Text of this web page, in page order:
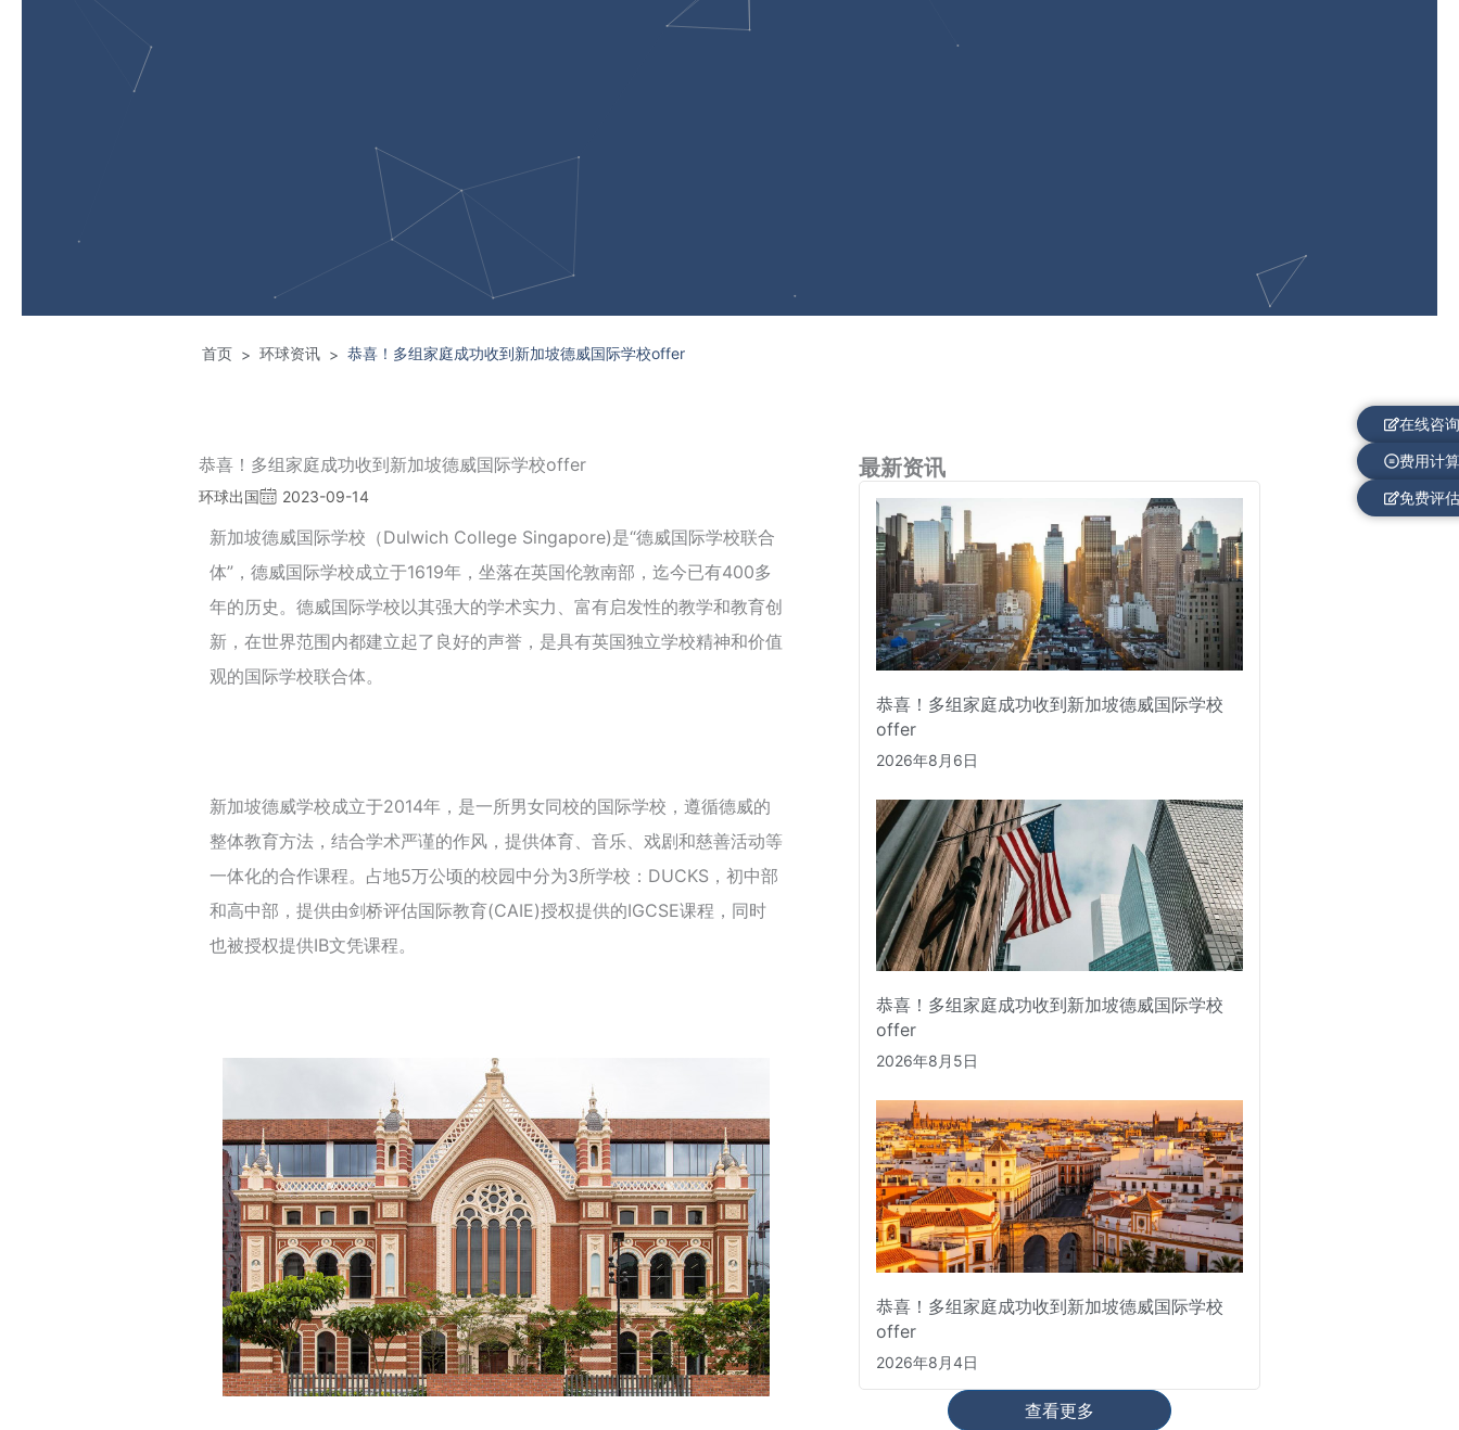
首页 > 环球资讯 > 恭喜！多组家庭成功收到新加坡德威国际学校offer
恭喜！多组家庭成功收到新加坡德威国际学校offer
环球出国 2023-09-14
新加坡德威国际学校（Dulwich College Singapore)是“德威国际学校联合
体”，德威国际学校成立于1619年，坐落在英国伦敦南部，迄今已有400多
年的历史。德威国际学校以其强大的学术实力、富有启发性的教学和教育创
新，在世界范围内都建立起了良好的声誉，是具有英国独立学校精神和价值
观的国际学校联合体。
新加坡德威学校成立于2014年，是一所男女同校的国际学校，遵循德威的
整体教育方法，结合学术严谨的作风，提供体育、音乐、戏剧和慈善活动等
一体化的合作课程。占地5万公顷的校园中分为3所学校：DUCKS，初中部
和高中部，提供由剑桥评估国际教育(CAIE)授权提供的IGCSE课程，同时
也被授权提供IB文凭课程。
最新资讯
恭喜！多组家庭成功收到新加坡德威国际学校
offer
2026年8月6日
恭喜！多组家庭成功收到新加坡德威国际学校
offer
2026年8月5日
恭喜！多组家庭成功收到新加坡德威国际学校
offer
2026年8月4日
查看更多
在线咨询
费用计算
免费评估